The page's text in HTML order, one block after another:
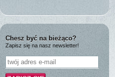
Chesz być na bieżąco?
Zapisz się na nasz newsletter!